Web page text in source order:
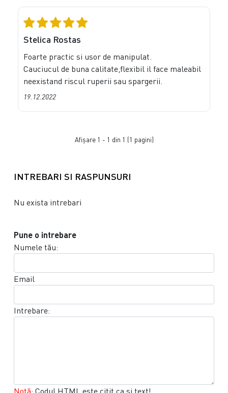
Stelica Rostas
Foarte practic si usor de manipulat.
Cauciucul de buna calitate,flexibil il face maleabil
neexistand riscul ruperii sau spargerii.
19.12.2022
Afişare 1 - 1 din 1 (1 pagini)
INTREBARI SI RASPUNSURI
Nu exista intrebari
Pune o intrebare
Numele tău:
Email
Intrebare: